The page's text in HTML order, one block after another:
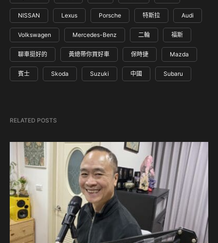
NISSAN Lexus Porsche 特斯拉 Audi
Volkswagen Mercedes-Benz 二輪 福斯
聊車挺好的 黃總帶你買好車 保時捷 Mazda
賓士 Skoda Suzuki 中國 Subaru
RELATED POSTS